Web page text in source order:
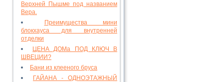
Верхней Пышме под названием
Вера.
Преимущества мини
блокхауса для внутренней
отделки
ЦЕНА ДОМа ПОД КЛЮЧ В
ШВЕЦИИ?
Бани из клееного бруса
ГАЙАНА - ОДНОЭТАЖНЫЙ